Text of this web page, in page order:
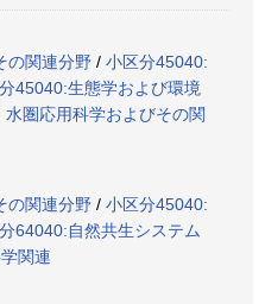
の関連分野 / 小区分45040:
45040:生態学および環境
圏応用科学およびその関
の関連分野 / 小区分45040:
64040:自然共生システム
関連